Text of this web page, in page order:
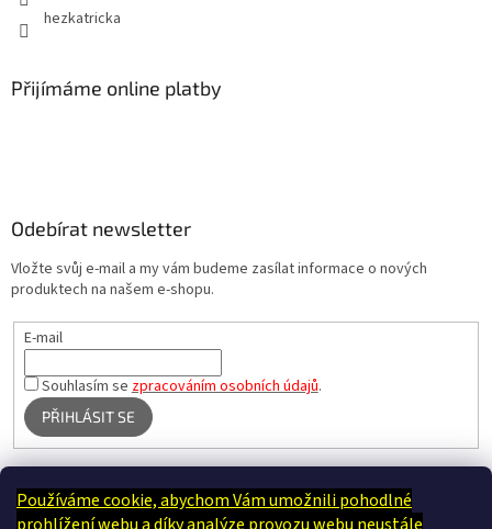
Používáme cookie, abychom Vám umožnili pohodlné
hezkatricka
Přijímáme online platby
Odebírat newsletter
Vložte svůj e-mail a my vám budeme zasílat informace o nových
produktech na našem e-shopu.
E-mail
Souhlasím se zpracováním osobních údajů.
PŘIHLÁSIT SE
Terapie Kamínek - Dotek, který utiší tělo i duši